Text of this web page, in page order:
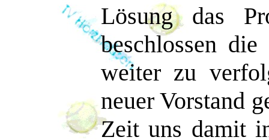
Lösung das
beschlossen
weiter zu
neuer Vorstand
Zeit uns damit